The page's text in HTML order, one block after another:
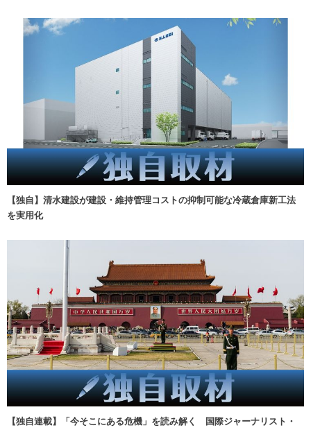
【独自】清水建設が建設・維持管理コストの抑制可能な冷蔵倉庫新工法
を実用化
【独自連載】「今そこにある危機」を読み解く 国際ジャーナリスト・